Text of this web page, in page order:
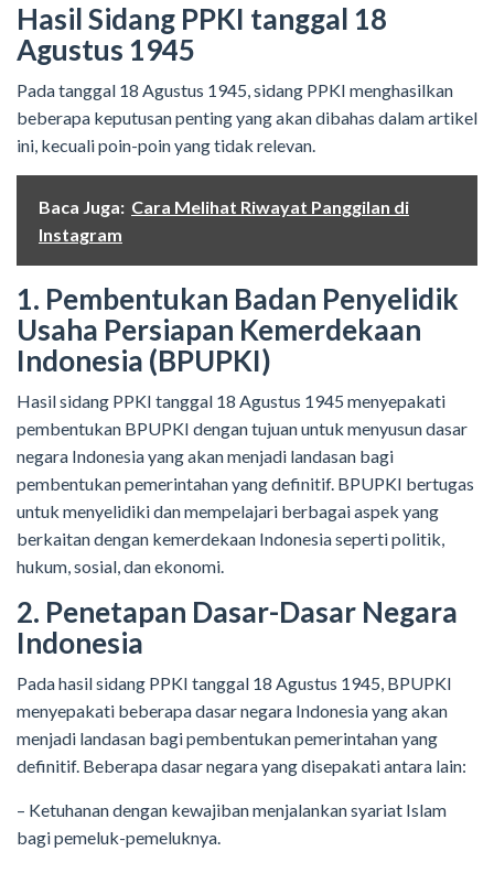
Hasil Sidang PPKI tanggal 18
Agustus 1945
Pada tanggal 18 Agustus 1945, sidang PPKI menghasilkan
beberapa keputusan penting yang akan dibahas dalam artikel
ini, kecuali poin-poin yang tidak relevan.
Baca Juga: Cara Melihat Riwayat Panggilan di
Instagram
1. Pembentukan Badan Penyelidik
Usaha Persiapan Kemerdekaan
Indonesia (BPUPKI)
Hasil sidang PPKI tanggal 18 Agustus 1945 menyepakati
pembentukan BPUPKI dengan tujuan untuk menyusun dasar
negara Indonesia yang akan menjadi landasan bagi
pembentukan pemerintahan yang definitif. BPUPKI bertugas
untuk menyelidiki dan mempelajari berbagai aspek yang
berkaitan dengan kemerdekaan Indonesia seperti politik,
hukum, sosial, dan ekonomi.
2. Penetapan Dasar-Dasar Negara
Indonesia
Pada hasil sidang PPKI tanggal 18 Agustus 1945, BPUPKI
menyepakati beberapa dasar negara Indonesia yang akan
menjadi landasan bagi pembentukan pemerintahan yang
definitif. Beberapa dasar negara yang disepakati antara lain:
– Ketuhanan dengan kewajiban menjalankan syariat Islam
bagi pemeluk-pemeluknya.